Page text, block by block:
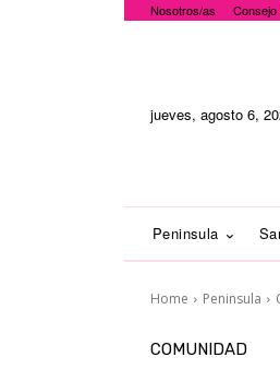
Nosotros/as Consejo
jueves, agosto 6,
Peninsula
Home Peninsula
COMUNIDAD